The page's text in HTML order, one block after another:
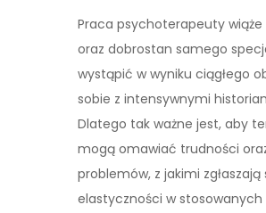
Praca psychoterapeuty
oraz dobrostan samego
wystąpić w wyniku ciągłego
sobie z intensywnymi
Dlatego tak ważne jest, aby
mogą omawiać trudności
problemów, z jakimi
elastyczności w